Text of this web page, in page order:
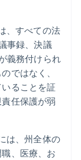
、すべての法
事録、決議
義務付けられ
ではなく、
ることを証
任保護が弱
は、州全体の
、医療、お